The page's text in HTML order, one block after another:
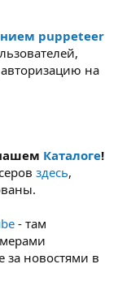
puppeteer
на
Каталоге!
здесь,
- там
за новостями в